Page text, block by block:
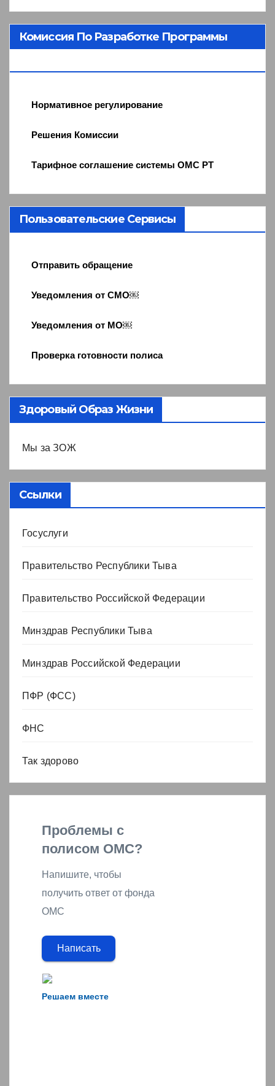
Комиссия По Разработке Программы
Нормативное регулирование
Решения Комиссии
Тарифное соглашение системы ОМС РТ
Пользовательские Сервисы
Отправить обращение
Уведомления от СМО￼
Уведомления от МО￼
Проверка готовности полиса
Здоровый Образ Жизни
Мы за ЗОЖ
Ссылки
Госуслуги
Правительство Республики Тыва
Правительство Российской Федерации
Минздрав Республики Тыва
Минздрав Российской Федерации
ПФР (ФСС)
ФНС
Так здорово
Решаем вместе
Проблемы с
полисом ОМС?
Напишите, чтобы
получить ответ от фонда
ОМС
Написать